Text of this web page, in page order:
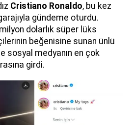
Cristiano Ronaldo, bu kez
gündeme oturdu.
dolarlık süper lüks
beğenisine sunan ünlü
sosyal medyanın en çok
girdi.